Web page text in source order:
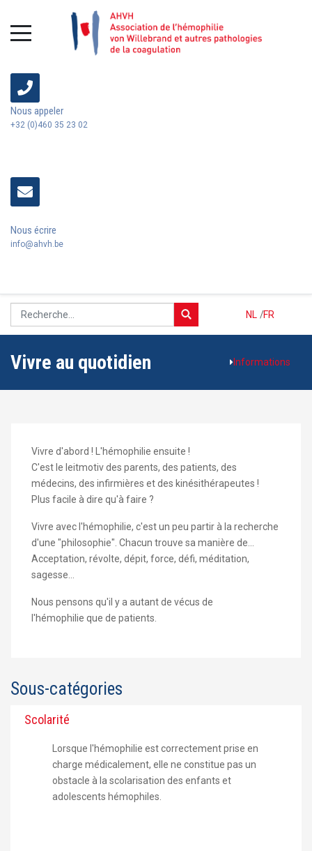
Nous appeler
+32 (0)460 35 23 02
Nous écrire
info@ahvh.be
NL FR
/
Vivre au quotidien Informations
Vivre d'abord ! L'hémophilie ensuite !
C'est le leitmotiv des parents, des patients, des
médecins, des infirmières et des kinésithérapeutes !
Plus facile à dire qu'à faire ?
Vivre avec l'hémophilie, c'est un peu partir à la recherche
d'une "philosophie". Chacun trouve sa manière de...
Acceptation, révolte, dépit, force, défi, méditation,
sagesse...
Nous pensons qu'il y a autant de vécus de
l'hémophilie que de patients.
Sous-catégories
Scolarité
Lorsque l'hémophilie est correctement prise en
charge médicalement, elle ne constitue pas un
obstacle à la scolarisation des enfants et
adolescents hémophiles.